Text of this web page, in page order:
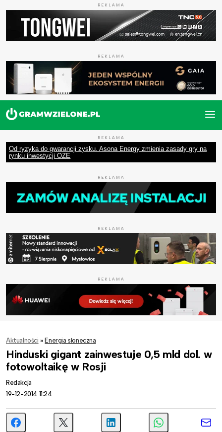
REKLAMA
REKLAMA
REKLAMA
Od ryzyka do gwarancji zysku. Asona Energy zmienia zasady gry na
rynku inwestycji OZE
REKLAMA
REKLAMA
REKLAMA
Aktualności » Energia słoneczna
Hinduski gigant zainwestuje 0,5 mld dol. w
fotowoltaikę w Rosji
Redakcja
19-12-2014 11:24